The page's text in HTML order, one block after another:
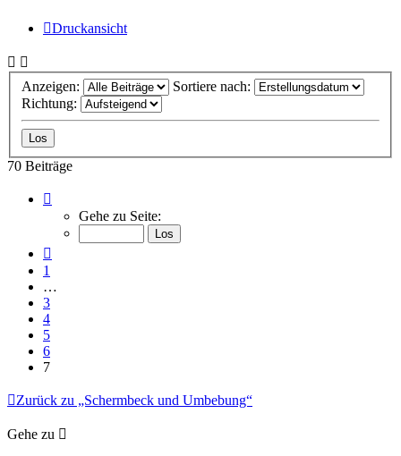
Druckansicht
Anzeigen:
Sortiere nach:
Richtung:
70 Beiträge
von
Gehe zu Seite:
1
…
3
4
5
6
7
Zurück zu „Schermbeck und Umbebung“
Gehe zu